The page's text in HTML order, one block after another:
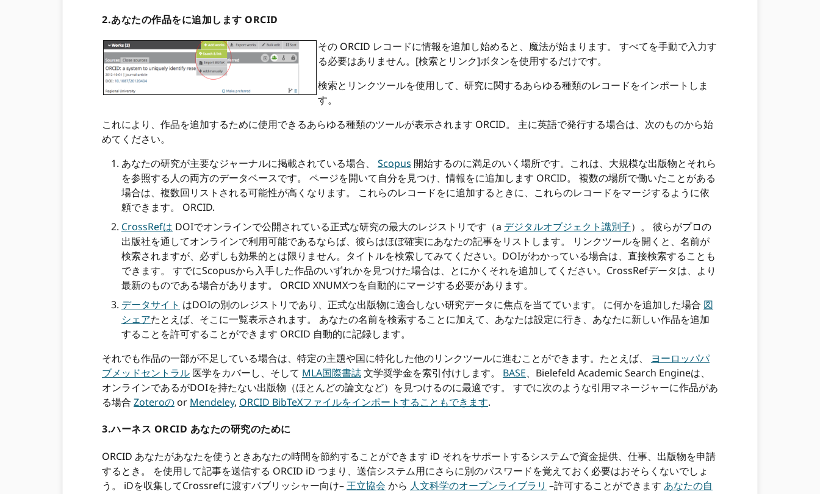
2.あなたの作品をに追加します ORCID
その ORCID レコードに情報を追加し始めると、魔法が始まります。 すべてを手動で入力す
る必要はありません。[検索とリンク]ボタンを使用するだけです。
検索とリンクツールを使用して、研究に関するあらゆる種類のレコードをインポートしま
す。
これにより、作品を追加するために使用できるあらゆる種類のツールが表示されます ORCID。 主に英語で発行する場合は、次のものから始
めてください。
あなたの研究が主要なジャーナルに掲載されている場合、 Scopus 開始するのに満足のいく場所です。これは、大規模な出版物とそれら
を参照する人の両方のデータベースです。 ページを開いて自分を見つけ、情報をに追加します ORCID。 複数の場所で働いたことがある
場合は、複数回リストされる可能性が高くなります。 これらのレコードをに追加するときに、これらのレコードをマージするように依
頼できます。 ORCID.
CrossRefは DOIでオンラインで公開されている正式な研究の最大のレジストリです（a デジタルオブジェクト識別子）。 彼らがプロの
出版社を通してオンラインで利用可能であるならば、彼らはほぼ確実にあなたの記事をリストします。 リンクツールを開くと、名前が
検索されますが、必ずしも効果的とは限りません。タイトルを検索してみてください。DOIがわかっている場合は、直接検索することも
できます。 すでにScopusから入手した作品のいずれかを見つけた場合は、とにかくそれを追加してください。CrossRefデータは、より
最新のものである場合があります。 ORCID XNUMXつを自動的にマージする必要があります。
データサイト はDOIの別のレジストリであり、正式な出版物に適合しない研究データに焦点を当てています。 に何かを追加した場合 図
シェアたとえば、そこに一覧表示されます。 あなたの名前を検索することに加えて、あなたは設定に行き、あなたに新しい作品を追加
することを許可することができます ORCID 自動的に記録します。
それでも作品の一部が不足している場合は、特定の主題や国に特化した他のリンクツールに進むことができます。たとえば、 ヨーロッパパ
ブメッドセントラル 医学をカバーし、そして MLA国際書誌文学奨学金を索引付けします。 BASE、Bielefeld Academic Search Engineは、
オンラインであるがDOIを持たない出版物（ほとんどの論文など）を見つけるのに最適です。 すでに次のような引用マネージャーに作品があ
る場合 Zoteroの or Mendeley, ORCID BibTeXファイルをインポートすることもできます.
3.ハーネス ORCID あなたの研究のために
ORCID あなたがあなたを使うときあなたの時間を節約することができます iD それをサポートするシステムで資金提供、仕事、出版物を申請
するとき。 を使用して記事を送信する ORCID iD つまり、送信システム用にさらに別のパスワードを覚えておく必要はおそらくないでしょ
う。 iDを収集してCrossrefに渡すパブリッシャー向け–王立協会 から 人文科学のオープンライブラリ –許可することができます あなたの自